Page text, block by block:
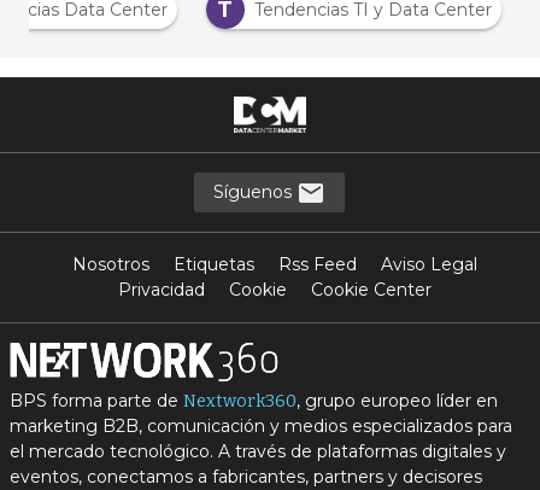
Data Center T Tendencias TI y Data Center
Síguenos
Nosotros Etiquetas Rss Feed
Aviso Legal
Privacidad
Cookie Cookie Center
BPS forma parte de Nextwork360, grupo europeo líder en
marketing B2B, comunicación y medios especializados para
el mercado tecnológico. A través de plataformas digitales y
eventos, conectamos a fabricantes, partners y decisores